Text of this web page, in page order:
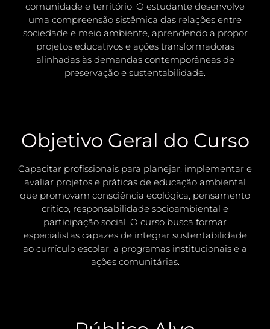
comunidade e território. O estudante desenvolve
uma compreensão sistêmica das relações entre
sociedade e meio ambiente, aprendendo a propor
projetos educativos e ações transformadoras
alinhadas às demandas contemporâneas de
preservação e sustentabilidade.
Objetivo Geral do Curso
Capacitar profissionais para planejar, implementar e
avaliar projetos e práticas de educação ambiental
que promovam consciência ecológica, pensamento
crítico, responsabilidade socioambiental e
participação social. O curso busca formar
especialistas capazes de integrar sustentabilidade
ao currículo escolar, a programas institucionais e a
ações comunitárias.